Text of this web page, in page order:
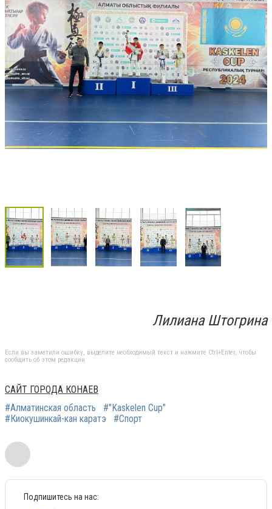
Лилиана Штогрина
Если вы заметили ошибку, выделите необходимый текст и нажмите Ctrl+Enter, чтобы
сообщить об этом редакции
САЙТ ГОРОДА КОНАЕВ
#Алматинская область
#"Kaskelen Cup"
#Киокушинкай-кан каратэ
#Спорт
Подпишитесь на нас: